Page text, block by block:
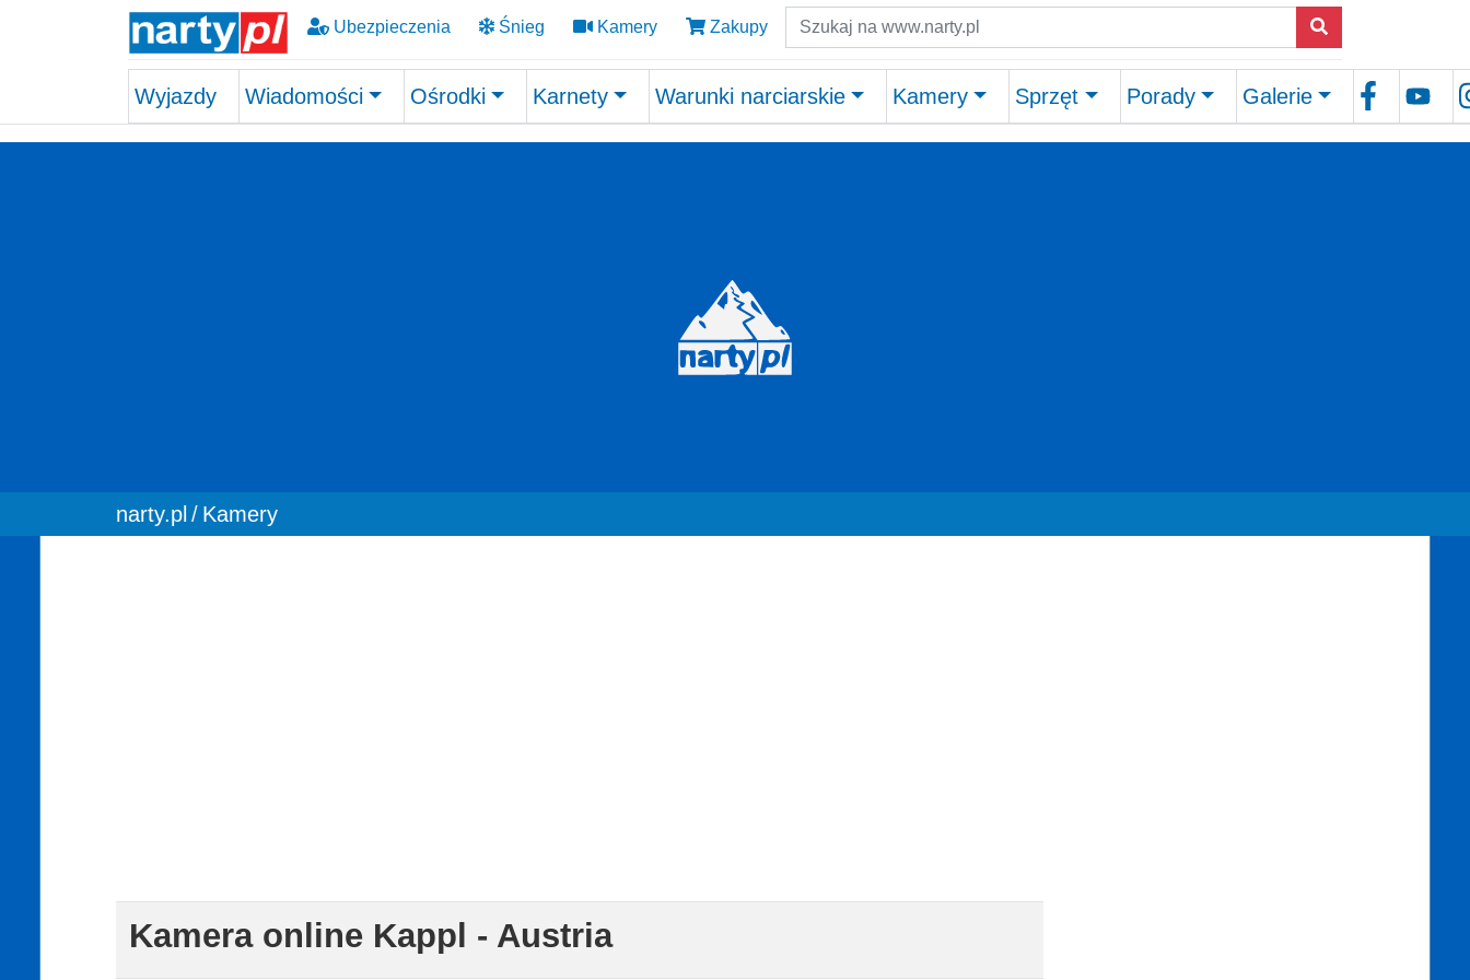
Ubezpieczenia Śnieg Kamery Zakupy Szukaj
Wyjazdy Wiadomości Ośrodki Karnety Warunki narciarskie Kamery Sprzęt Porady Galerie
You are here:
narty.pl Kamery
Kamera online Kappl - Austria